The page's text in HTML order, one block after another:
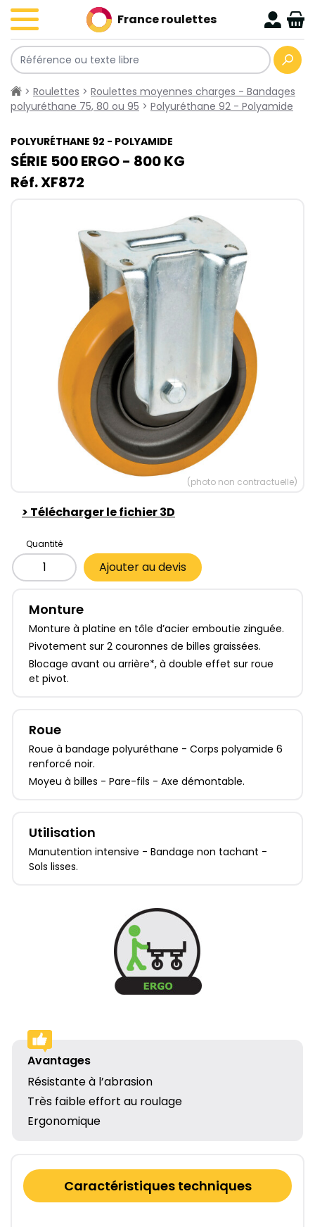
France roulettes
> Roulettes > Roulettes moyennes charges - Bandages
polyuréthane 75, 80 ou 95 > Polyuréthane 92 - Polyamide
POLYURÉTHANE 92 - POLYAMIDE
SÉRIE 500​ ERGO - 800​ KG
Réf. XF872
(photo non contractuelle)
> Télécharger le fichier 3D
Quantité
Ajouter au devis
Monture
Monture à platine en tôle d’acier emboutie zinguée.
Pivotement sur 2 couronnes de billes graissées.
Blocage avant ou arrière*, à double effet sur roue
et pivot.
Roue
Roue à bandage polyuréthane - Corps polyamide 6
renforcé noir.
Moyeu à billes - Pare-fils - Axe démontable.
Utilisation
Manutention intensive - Bandage non tachant -
Sols lisses.
Avantages
Résistante à l’abrasion
Très faible effort au roulage
Ergonomique
Caractéristiques techniques